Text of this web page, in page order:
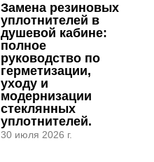
Замена резиновых
уплотнителей в
душевой кабине:
полное
руководство по
герметизации,
уходу и
модернизации
стеклянных
уплотнителей.
30 июля 2026 г.